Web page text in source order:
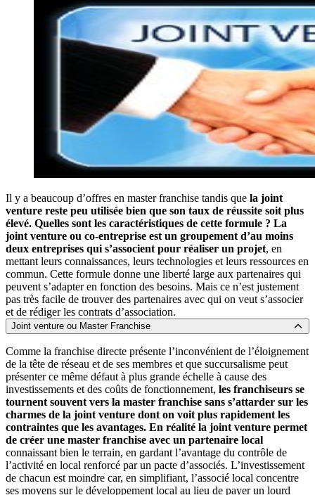
Il y a beaucoup d’offres en master franchise tandis que la joint
venture reste peu utilisée bien que son taux de réussite soit plus
élevé. Quelles sont les caractéristiques de cette formule ? La
joint venture ou co-entreprise est un groupement d’au moins
deux entreprises qui s’associent pour réaliser un projet, en
mettant leurs connaissances, leurs technologies et leurs ressources en
commun. Cette formule donne une liberté large aux partenaires qui
peuvent s’adapter en fonction des besoins. Mais ce n’est justement
pas très facile de trouver des partenaires avec qui on veut s’associer
et de rédiger les contrats d’association.
Joint venture ou Master Franchise
Comme la franchise directe présente l’inconvénient de l’éloignement
de la tête de réseau et de ses membres et que succursalisme peut
présenter ce même défaut à plus grande échelle à cause des
investissements et des coûts de fonctionnement, les franchiseurs se
tournent souvent vers la master franchise sans s’attarder sur les
charmes de la joint venture dont on voit plus rapidement les
contraintes que les avantages. En réalité la joint venture permet
de créer une master franchise avec un partenaire local
connaissant bien le terrain, en gardant l’avantage du contrôle de
l’activité en local renforcé par un pacte d’associés. L’investissement
de chacun est moindre car, en simplifiant, l’associé local concentre
ses moyens sur le développement local au lieu de payer un lourd